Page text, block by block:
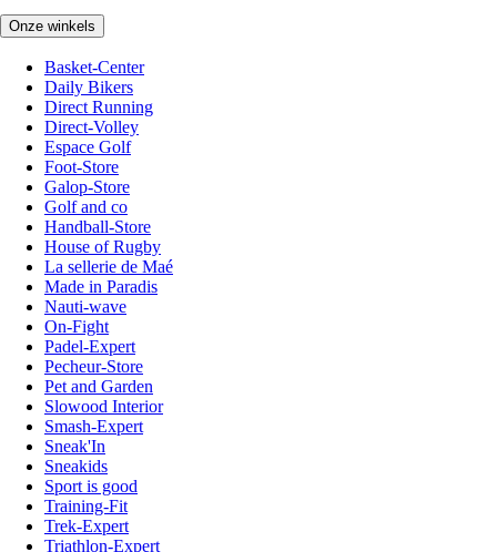
Onze winkels
Basket-Center
Daily Bikers
Direct Running
Direct-Volley
Espace Golf
Foot-Store
Galop-Store
Golf and co
Handball-Store
House of Rugby
La sellerie de Maé
Made in Paradis
Nauti-wave
On-Fight
Padel-Expert
Pecheur-Store
Pet and Garden
Slowood Interior
Smash-Expert
Sneak'In
Sneakids
Sport is good
Training-Fit
Trek-Expert
Triathlon-Expert